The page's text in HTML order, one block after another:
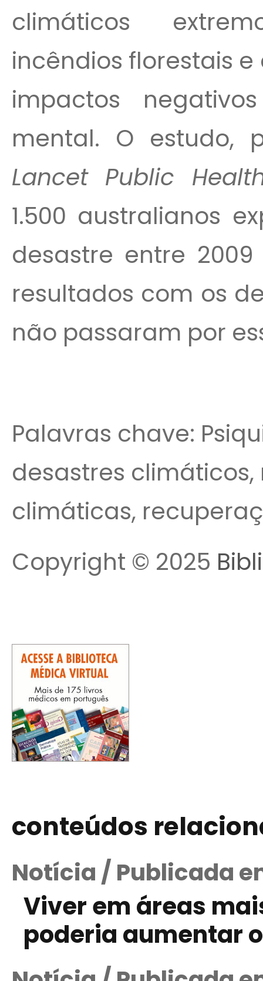
climáticos
incêndios florestais
impactos
mental. O estudo,
Lancet Public
1.500 australianos
desastre entre
resultados com os
não passaram por
Palavras chave:
desastres
climáticas,
Copyright © 2025
conteúdos
Notícia / Publicada
Viver em áreas
poderia aumentar